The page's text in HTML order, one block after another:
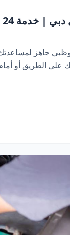
جاهز
على الطريق أو